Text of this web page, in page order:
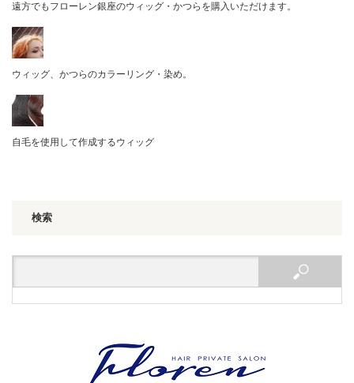
遠方でもフローレン銀座のウィッグ・かつらを購入いただけます。
ウィッグ、かつらのカラーリング・染め。
自毛を使用して作成するウィッグ
検索